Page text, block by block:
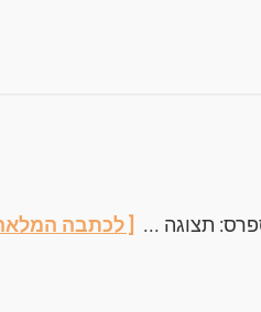
תצוגה ... [ לכתבה